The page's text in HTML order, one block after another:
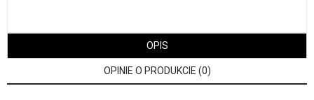
OPIS
OPINIE O PRODUKCIE (0)